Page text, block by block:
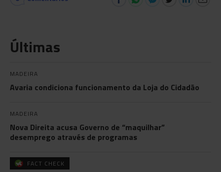
Últimas
MADEIRA
Avaria condiciona funcionamento da Loja do Cidadão
MADEIRA
Nova Direita acusa Governo de “maquilhar”
desemprego através de programas
FACT CHECK